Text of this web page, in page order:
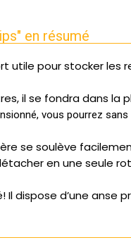
en résumé
utile pour stocker
il se fondra dans
vous pourrez
se soulève
en une seule
dispose d’une anse